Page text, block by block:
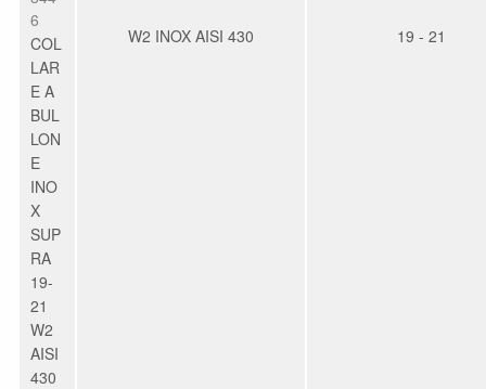
6
COL
LAR
E A
BUL
LON
E
INO
X
SUP
RA
19-
21
W2
AISI
430
W2 INOX AISI 430 19 - 21